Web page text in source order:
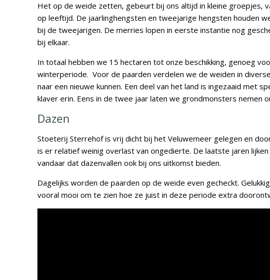
Het op de weide zetten, gebeurt bij ons altijd in kleine groepjes,
op leeftijd. De jaarlinghengsten en tweejarige hengsten houden
bij de tweejarigen. De merries lopen in eerste instantie nog
bij elkaar.
In totaal hebben we 15 hectaren tot onze beschikking, genoeg
winterperiode. Voor de paarden verdelen we de weiden in
naar een nieuwe kunnen. Een deel van het land is ingezaaid met
klaver erin. Eens in de twee jaar laten we grondmonsters nemen
Dazen
Stoeterij Sterrehof is vrij dicht bij het Veluwemeer gelegen en
is er relatief weinig overlast van ongedierte. De laatste jaren
vandaar dat dazenvallen ook bij ons uitkomst bieden.
Dagelijks worden de paarden op de weide even gecheckt.
vooral mooi om te zien hoe ze juist in deze periode extra